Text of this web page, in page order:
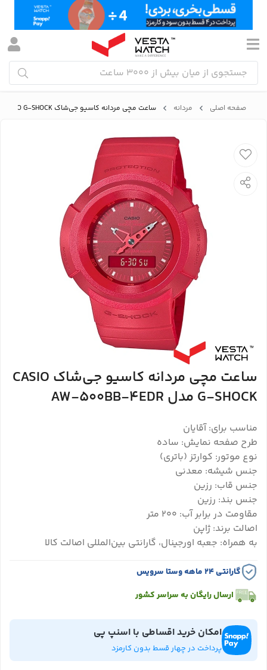
صفحه اصلی مردانه ساعت مچی مردانه کاسیو جی‌شاک CASIO G-SHOCK مدل AW-500BB-4EDR
ساعت مچی مردانه کاسیو جی‌شاک CASIO
G-SHOCK مدل AW-500BB-4EDR
مناسب برای: آقایان
طرح صفحه نمایش: ساده
نوع موتور: کوارتز (باتری)
جنس شیشه: معدنی
جنس قاب: رزین
جنس بند: رزین
مقاومت در برابر آب: 200 متر
اصالت برند: ژاپن
به همراه: جعبه اورجینال، گارانتی بین‌المللی اصالت کالا
گارانتی ۲۴ ماهه وستا سرویس
ارسال رایگان به سراسر کشور
امکان خرید اقساطی با اسنپ پی
پرداخت در چهار قسط بدون کارمزد